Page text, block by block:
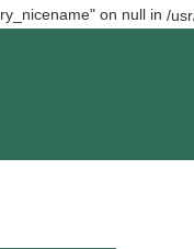
on null in /